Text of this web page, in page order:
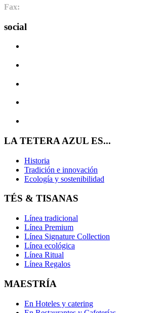
Fax:
social
LA TETERA AZUL ES...
Historia
Tradición e innovación
Ecología y sostenibilidad
TÉS & TISANAS
Línea tradicional
Línea Premium
Línea Signature Collection
Línea ecológica
Línea Ritual
Línea Regalos
MAESTRÍA
En Hoteles y catering